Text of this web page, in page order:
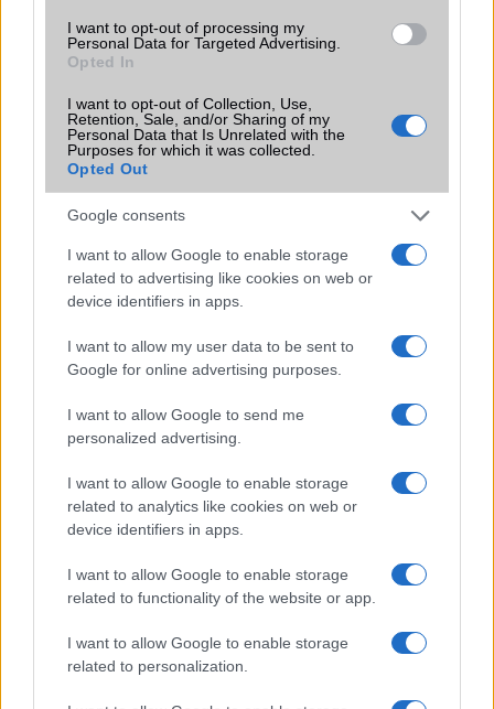
I want to opt-out of processing my
Personal Data for Targeted Advertising.
Opted In
I want to opt-out of Collection, Use,
Retention, Sale, and/or Sharing of my
Personal Data that Is Unrelated with the
Purposes for which it was collected.
Opted Out
Google consents
I want to allow Google to enable storage
related to advertising like cookies on web or
device identifiers in apps.
I want to allow my user data to be sent to
Google for online advertising purposes.
I want to allow Google to send me
personalized advertising.
I want to allow Google to enable storage
related to analytics like cookies on web or
device identifiers in apps.
I want to allow Google to enable storage
related to functionality of the website or app.
I want to allow Google to enable storage
related to personalization.
vidám dolgok wifi windows mobile
windows phone
LEGOLVASOTTABBAK
WiFi8 - talán ez lesz a fejlődés következő lépcsőfoka
MLO (Multi-Link Operation) működése
WiFi 6
Android verziók
A WiFi Direct egy önálló rendszer. Miért is?
WiFi - visszafelé kompatibilitás
MLO (Multi-Link Operation) működése